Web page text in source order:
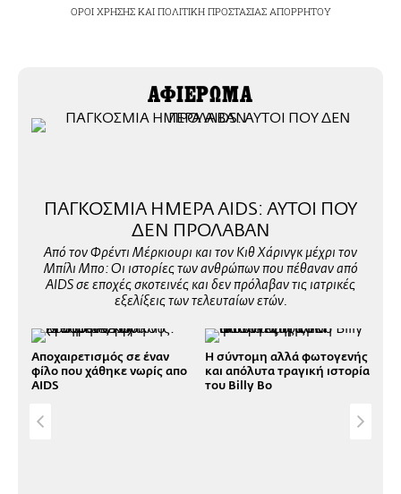
ΟΡΟΙ ΧΡΗΣΗΣΚΑΙ ΠΟΛΙΤΙΚΗ ΠΡΟΣΤΑΣΙΑΣ ΑΠΟΡΡΗΤΟΥ
ΑΦΙΕΡΩΜΑ
ΠΑΓΚΟΣΜΙΑ ΗΜΕΡΑ AIDS: ΑΥΤΟΙ ΠΟΥ
ΔΕΝ ΠΡΟΛΑΒΑΝ
Από τον Φρέντι Μέρκιουρι και τον Κιθ Χάρινγκ μέχρι τον
Μπίλι Μπο: Οι ιστορίες των ανθρώπων που πέθαναν από
AIDS σε εποχές σκοτεινές και δεν πρόλαβαν τις ιατρικές
εξελίξεις των τελευταίων ετών.
Aποχαιρετισμός σε έναν
φίλο που χάθηκε νωρίς απο
AIDS
Η σύντομη αλλά φωτογενής
και απόλυτα τραγική ιστορία
του Billy Bo